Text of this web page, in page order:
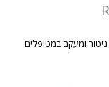
ומעקב במטופלים